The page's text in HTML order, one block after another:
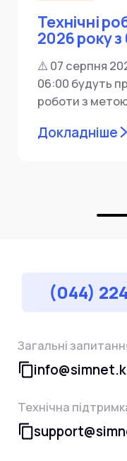
Технічні
2026 року
⚠️ 07 серпня
06:00 будуть
роботи з
Докладніше
(044)
Загальні
Технічна